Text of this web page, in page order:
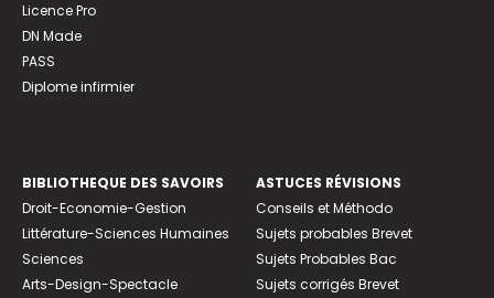
Licence Pro
DN Made
PASS
Diplome infirmier
BIBLIOTHEQUE DES SAVOIRS
Droit-Economie-Gestion
Littérature-Sciences Humaines
Sciences
Arts-Design-Spectacle
ASTUCES RÉVISIONS
Conseils et Méthodo
Sujets probables Brevet
Sujets Probables Bac
Sujets corrigés Brevet